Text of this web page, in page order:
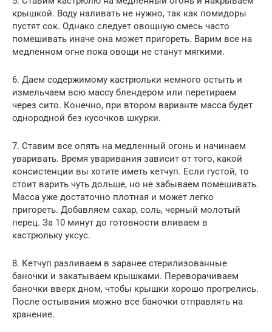
крышкой. Воду наливать не нужно, так как помидоры
пустят сок. Однако следует овощную смесь часто
помешивать иначе она может пригореть. Варим все на
медленном огне пока овощи не станут мягкими.
6. Даем содержимому кастрюльки немного остыть и
измельчаем всю массу блендером или перетираем
через сито. Конечно, при втором варианте масса будет
однородной без кусочков шкурки.
7. Ставим все опять на медленный огонь и начинаем
уваривать. Время уваривания зависит от того, какой
консистенции вы хотите иметь кетчуп. Если густой, то
стоит варить чуть дольше, но не забываем помешивать.
Масса уже достаточно плотная и может легко
пригореть. Добавляем сахар, соль, черный молотый
перец. За 10 минут до готовности вливаем в
кастрюльку уксус.
8. Кетчуп разливаем в заранее стерилизованные
баночки и закатываем крышками. Переворачиваем
баночки вверх дном, чтобы крышки хорошо прогрелись.
После остывания можно все баночки отправлять на
хранение.